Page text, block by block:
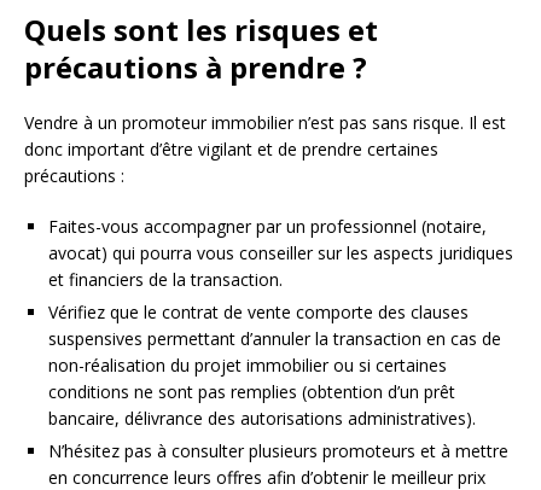
Quels sont les risques et
précautions à prendre ?
Vendre à un promoteur immobilier n’est pas sans risque. Il est
donc important d’être vigilant et de prendre certaines
précautions :
Faites-vous accompagner par un professionnel (notaire,
avocat) qui pourra vous conseiller sur les aspects juridiques
et financiers de la transaction.
Vérifiez que le contrat de vente comporte des clauses
suspensives permettant d’annuler la transaction en cas de
non-réalisation du projet immobilier ou si certaines
conditions ne sont pas remplies (obtention d’un prêt
bancaire, délivrance des autorisations administratives).
N’hésitez pas à consulter plusieurs promoteurs et à mettre
en concurrence leurs offres afin d’obtenir le meilleur prix